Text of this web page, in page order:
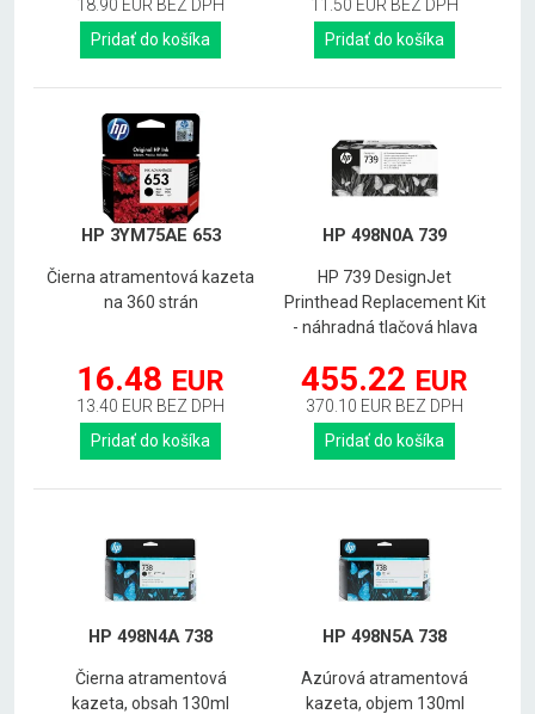
18.90 EUR BEZ DPH
Pridať do košíka
11.50 EUR BEZ DPH
Pridať do košíka
HP 3YM75AE 653
Čierna atramentová kazeta
na 360 strán
16.48 EUR
13.40 EUR BEZ DPH
Pridať do košíka
HP 498N0A 739
HP 739 DesignJet
Printhead Replacement Kit
- náhradná tlačová hlava
455.22 EUR
370.10 EUR BEZ DPH
Pridať do košíka
HP 498N4A 738
Čierna atramentová
kazeta, obsah 130ml
HP 498N5A 738
Azúrová atramentová
kazeta, objem 130ml